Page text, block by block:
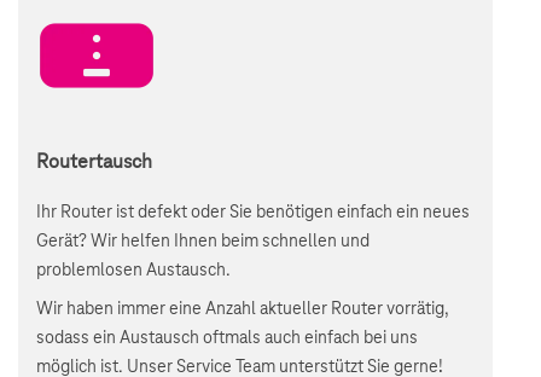
Routertausch
Ihr Router ist defekt oder Sie benötigen einfach ein neues
Gerät? Wir helfen Ihnen beim schnellen und
problemlosen Austausch.
Wir haben immer eine Anzahl aktueller Router vorrätig,
sodass ein Austausch oftmals auch einfach bei uns
möglich ist. Unser Service Team unterstützt Sie gerne!